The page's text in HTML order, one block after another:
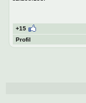
+15
Profil